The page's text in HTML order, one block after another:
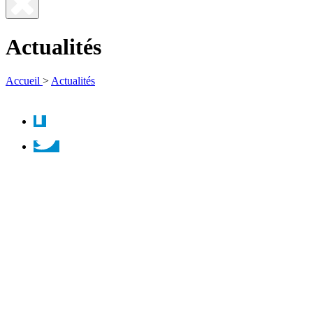
Fermer
recherche
Actualités
Accueil > Actualités